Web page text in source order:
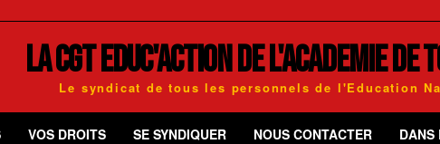
LA CGT EDUC'ACTION DE L'ACADEMIE DE
Le syndicat de tous les personnels de l'Education
VOS DROITS SE SYNDIQUER NOUS CONTACTER DANS